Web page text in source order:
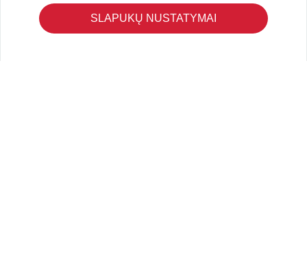
Kokybės ir saugumo standartai
Privatumo taisyklės
SLAPUKŲ NUSTATYMAI